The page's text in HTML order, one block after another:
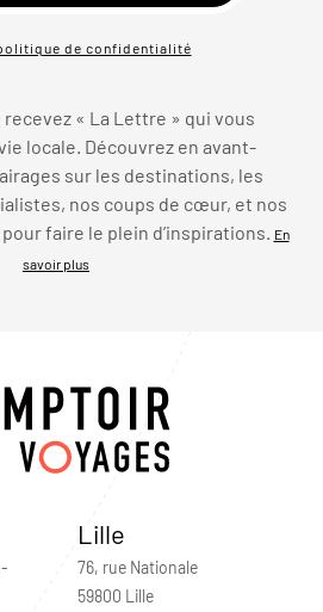
de confidentialité
recevez « La Lettre » qui vous
locale. Découvrez en avant-
sur les destinations, les
nos coups de cœur, et nos
faire le plein d’inspirations.
En
savoir plus
Lille
76, rue Nationale
59800 Lille